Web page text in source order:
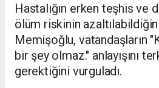
Hastalığın erken teşhis ve
ölüm riskinin
Memişoğlu, vatandaşların
bir şey olmaz." anlayışını
gerektiğini vurguladı.